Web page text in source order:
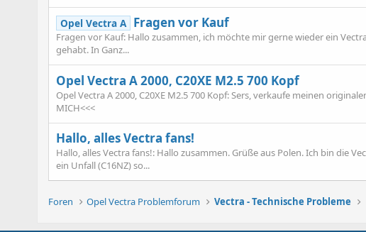
Opel Vectra A Fragen vor Kauf
Fragen vor Kauf: Hallo zusammen, ich möchte mir gerne wieder ein
gehabt. In Ganz...
Opel Vectra A 2000, C20XE M2.5 700 Kopf
Opel Vectra A 2000, C20XE M2.5 700 Kopf: Sers, verkaufe meinen
MICH<<<
Hallo, alles Vectra fans!
Hallo, alles Vectra fans!: Hallo zusammen. Grüße aus Polen. Ich bin die
ein Unfall (C16NZ) so...
Foren Opel Vectra Problemforum Vectra - Technische Probleme